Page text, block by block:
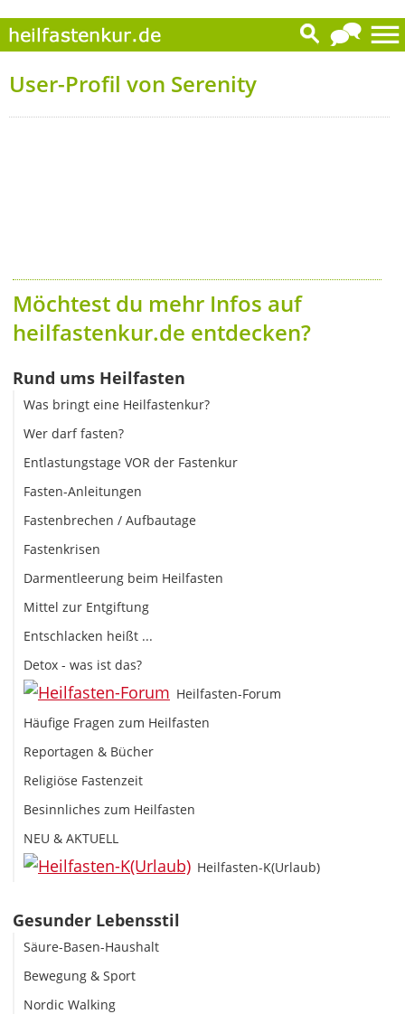
User-Profil von Serenity
Möchtest du mehr Infos auf
heilfastenkur.de entdecken?
Rund ums Heilfasten
Was bringt eine Heilfastenkur?
Wer darf fasten?
Entlastungstage VOR der Fastenkur
Fasten-Anleitungen
Fastenbrechen / Aufbautage
Fastenkrisen
Darmentleerung beim Heilfasten
Mittel zur Entgiftung
Entschlacken heißt ...
Detox - was ist das?
Heilfasten-Forum
Häufige Fragen zum Heilfasten
Reportagen & Bücher
Religiöse Fastenzeit
Besinnliches zum Heilfasten
NEU & AKTUELL
Heilfasten-K(Urlaub)
Gesunder Lebensstil
Säure-Basen-Haushalt
Bewegung & Sport
Nordic Walking